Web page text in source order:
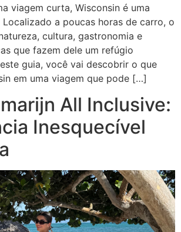
viagem curta, Wisconsin é uma
a poucas horas de carro, o
cultura, gastronomia e
que fazem dele um refúgio
guia, você vai descobrir o que
em uma viagem que pode […]
All Inclusive:
Inesquecível